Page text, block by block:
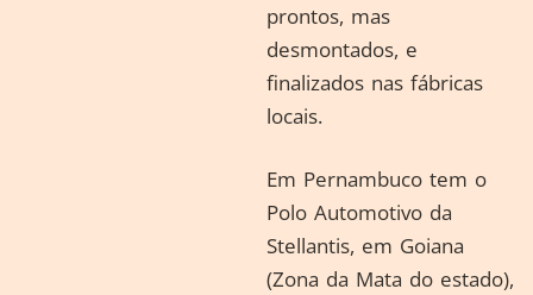
prontos, mas
desmontados, e
finalizados nas fábricas
locais.
Em Pernambuco tem o
Polo Automotivo da
Stellantis, em Goiana
(Zona da Mata do estado),